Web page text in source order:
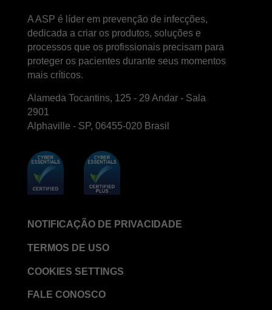
A ASP é líder em prevenção de infecções,
dedicada a criar os produtos, soluções e
processos que os profissionais precisam para
proteger os pacientes durante seus momentos
mais críticos.
Alameda Tocantins, 125 - 29 Andar - Sala
2901
Alphaville - SP, 06455-020 Brasil
NOTIFICAÇÃO DE PRIVACIDADE
TERMOS DE USO
COOKIES SETTINGS
FALE CONOSCO